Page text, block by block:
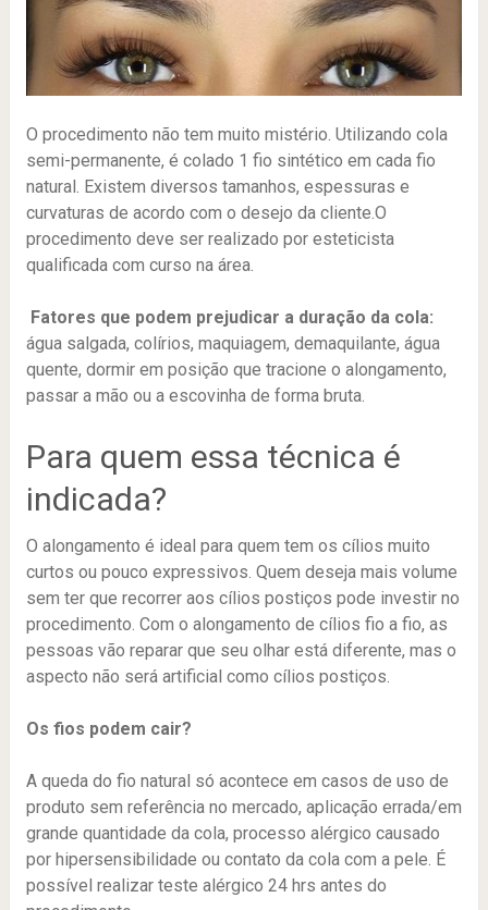
O procedimento não tem muito mistério. Utilizando cola
semi-permanente, é colado 1 fio sintético em cada fio
natural. Existem diversos tamanhos, espessuras e
curvaturas de acordo com o desejo da cliente.O
procedimento deve ser realizado por esteticista
qualificada com curso na área.
Fatores que podem prejudicar a duração da cola:
água salgada, colírios, maquiagem, demaquilante, água
quente, dormir em posição que tracione o alongamento,
passar a mão ou a escovinha de forma bruta.
Para quem essa técnica é
indicada?
O alongamento é ideal para quem tem os cílios muito
curtos ou pouco expressivos. Quem deseja mais volume
sem ter que recorrer aos cílios postiços pode investir no
procedimento. Com o alongamento de cílios fio a fio, as
pessoas vão reparar que seu olhar está diferente, mas o
aspecto não será artificial como cílios postiços.
Os fios podem cair?
A queda do fio natural só acontece em casos de uso de
produto sem referência no mercado, aplicação errada/em
grande quantidade da cola, processo alérgico causado
por hipersensibilidade ou contato da cola com a pele. É
possível realizar teste alérgico 24 hrs antes do